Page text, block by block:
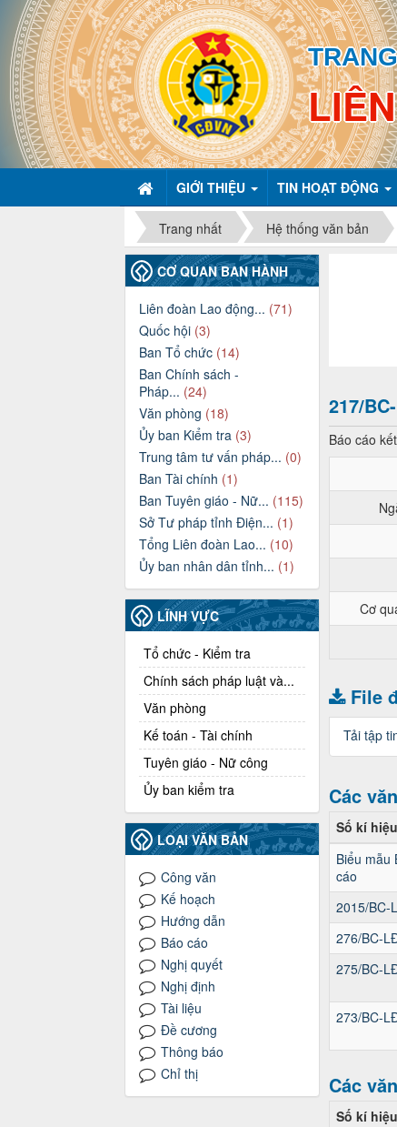
GIỚI THIỆU TIN HOẠT ĐỘNG
Trang nhất Hệ thống văn bản
217/
Báo cáo
Cơ
File
Tải tập
Các
Số kí hiệu
Biểu mẫu
cáo
2015/BC-
276/BC-
275/BC-
273/BC-
Các
Số kí hiệu
CƠ QUAN BAN HÀNH
Liên đoàn Lao động... (71)
Quốc hội (3)
Ban Tổ chức (14)
Ban Chính sách -
Pháp... (24)
Văn phòng (18)
Ủy ban Kiểm tra (3)
Trung tâm tư vấn pháp... (0)
Ban Tài chính (1)
Ban Tuyên giáo - Nữ... (115)
Sở Tư pháp tỉnh Điện... (1)
Tổng Liên đoàn Lao... (10)
Ủy ban nhân dân tỉnh... (1)
LĨNH VỰC
Tổ chức - Kiểm tra
Chính sách pháp luật và...
Văn phòng
Kế toán - Tài chính
Tuyên giáo - Nữ công
Ủy ban kiểm tra
LOẠI VĂN BẢN
Công văn
Kế hoạch
Hướng dẫn
Báo cáo
Nghị quyết
Nghị định
Tài liệu
Đề cương
Thông báo
Chỉ thị